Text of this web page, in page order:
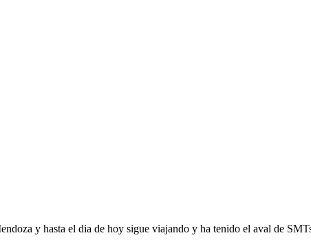
y hasta el dia de hoy sigue viajando y ha tenido el aval de